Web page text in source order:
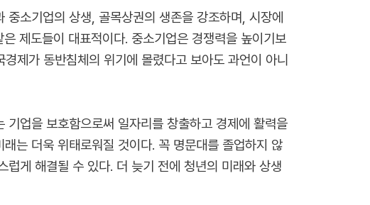
소기업의 상생, 골목상권의 생존을 강조하며, 시장에
은 제도들이 대표적이다. 중소기업은 경쟁력을 높이기보
제가 동반침체의 위기에 몰렸다고 보아도 과언이 아니
업을 보호함으로써 일자리를 창출하고 경제에 활력을
는 더욱 위태로워질 것이다. 꼭 명문대를 졸업하지 않
게 해결될 수 있다. 더 늦기 전에 청년의 미래와 상생